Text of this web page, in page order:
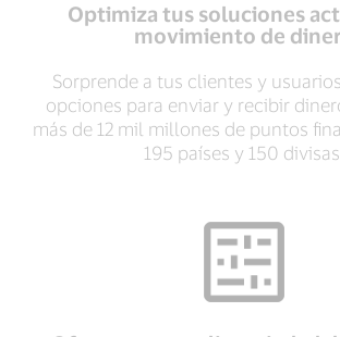
Optimiza tus soluciones
movimiento de
Sorprende a tus clientes y
opciones para enviar y recibir
más de 12 mil millones de puntos
195 países y 150 divisas.